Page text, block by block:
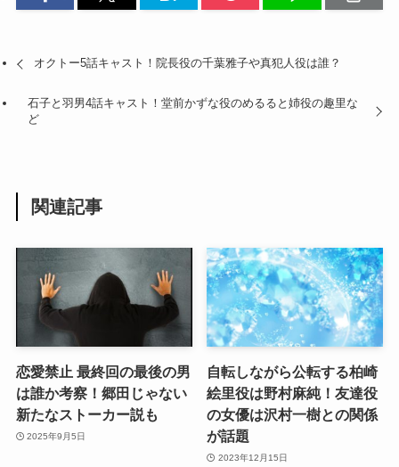
オクトー5話キャスト！院長役の千葉雅子や真犯人役は誰？
石子と羽男4話キャスト！堂前かずな役のめるると姉役の趣里な
ど
関連記事
恋愛禁止 最終回の最後の男
は誰か考察！郷田じゃない
新たなストーカー説も
2025年9月5日
自転しながら公転する柏崎
絵里役は野村麻純！友達役
の女優は沢村一樹との関係
が話題
2023年12月15日